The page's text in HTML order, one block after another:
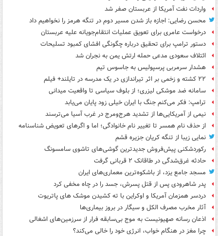
واردات نفت آمریکا از عربستان صفر شد
محسن رضایی: اجازه باز شدن مسیر دوم در تنگه هرمز را نخواهیم داد
درخواست عامری برای تعویق عملیات انتقام‌جویانه علیه عربستان
دستور ترامپ برای تحقیق درباره چگونگی افشای کمبود تسلیحات
ائتلاف سعودی مدعی حمله ارتش یمن به نجران شد
هشدار سرمربی پرسپولیس به جاسوس تیم
۲۲ کشته و زخمی بر اثر تیراندازی در یک مدرسه در تایلند+ فیلم
سامانه ضد موشکی لیزری؛ از بلوف سیاسی تا واقعیت میدانی
ترامپ: فکر می‌کنم جنگ با ایران خیلی زود پایان می‌یابد
نیمی از آمریکایی‌ها از تشدید هرج‌ومرج در غرب آسیا می‌ترسند
از حذف نام همسر تا تغییر نام خانوادگی؛ اما و اگرهای تعویض شناسنامه
نمایی زیبا از تنگه کریان جزیره قشم
رکوردشکنی پیش‌فروش جدیدترین گوشی‌های تاشوی سامسونگ
حادثه غرق‌شدگی در طاقانک ۲ قربانی گرفت
مسجد جامع یزد، از باشکوه‌ترین معماری‌های ایران
پدر شاهرودی پس از قتل پسرش، جسد را در چاه مخفی کرد
دردسر همزمان آمریکا و اوکراین با ته کشیدن موشک های پاتریوت
آثار مخرب مصرف الکل و سیگار در بروز بیماری‌ها
اذعان رسانه صهیونیست به موج بی‌سابقه فرار از سرزمین‌های اشغالی
چرا مغز در هنگام خواب، انرژی خود را خالی می‌کند؟